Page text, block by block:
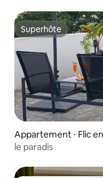
Superhôte
Superhôte
Appartement ⋅ Flic
le paradis